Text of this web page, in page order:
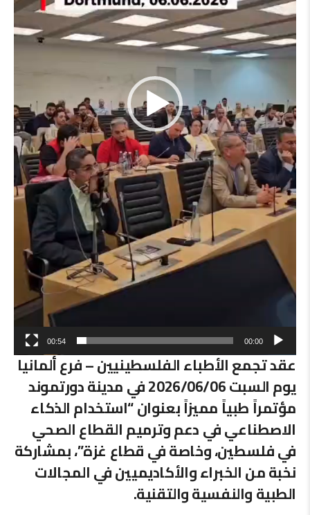
00:00
00:54
عقد تجمع الأطباء الفلسطينيين – فرع ألمانيا
يوم السبت 2026/06/06 في مدينة دورتموند
مؤتمراً طبياً مميزاً بعنوان “استخدام الذكاء
الاصطناعي في دعم وترميم القطاع الصحي
في فلسطين، وخاصة في قطاع غزة”، بمشاركة
نخبة من الخبراء والأكاديميين في المجالات
الطبية والنفسية والتقنية.